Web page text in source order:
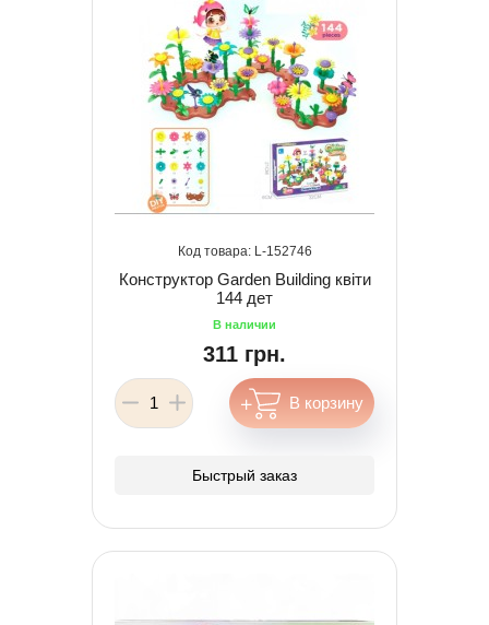
152746
Конструктор Garden Building квіти
144 дет
311 грн.
Быстрый заказ